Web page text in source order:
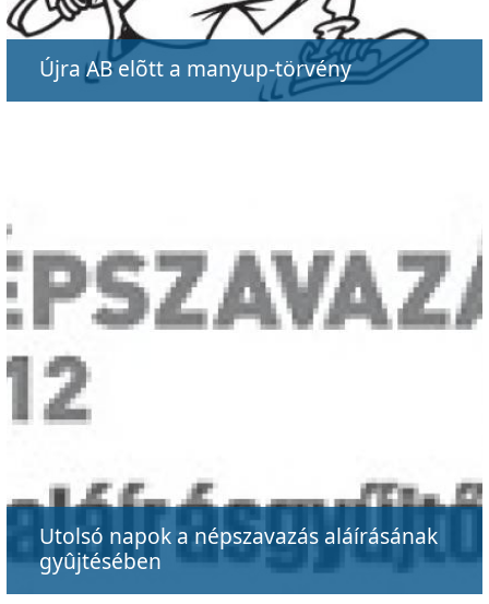
Újra AB elõtt a manyup-törvény
Utolsó napok a népszavazás aláírásának
gyûjtésében